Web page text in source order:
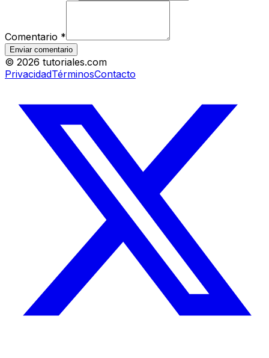
Comentario *
Enviar comentario
© 2026 tutoriales.com
PrivacidadTérminosContacto